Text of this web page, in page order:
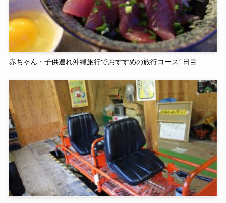
赤ちゃん・子供連れ沖縄旅行でおすすめの旅行コース1日目